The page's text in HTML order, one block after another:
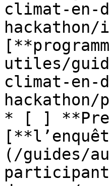
climat-en-
utiles/
climat-en-
hackathon/
* [ ]
(/guides/